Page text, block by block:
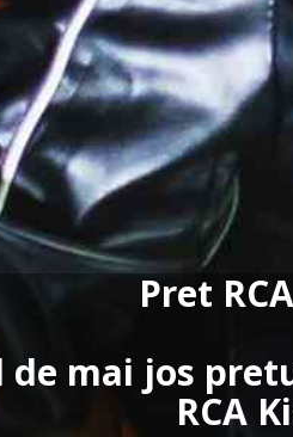
Pret
de mai jos
RCA